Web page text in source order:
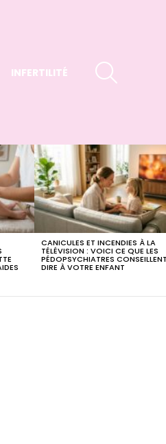
INFERTILITÉ
CANICULES ET INCENDIES À LA
TÉLÉVISION : VOICI CE QUE LES
PÉDOPSYCHIATRES
DIRE À VOTRE ENFANT